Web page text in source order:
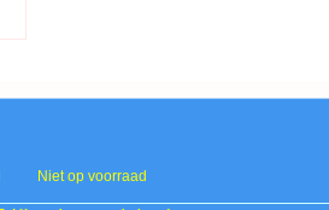
Niet op voorraad